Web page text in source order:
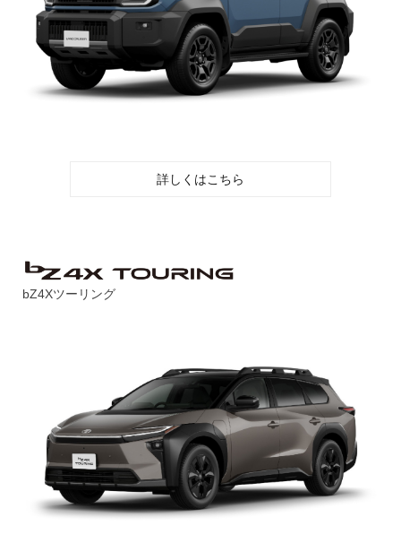
詳しくはこちら
bZ4Xツーリング